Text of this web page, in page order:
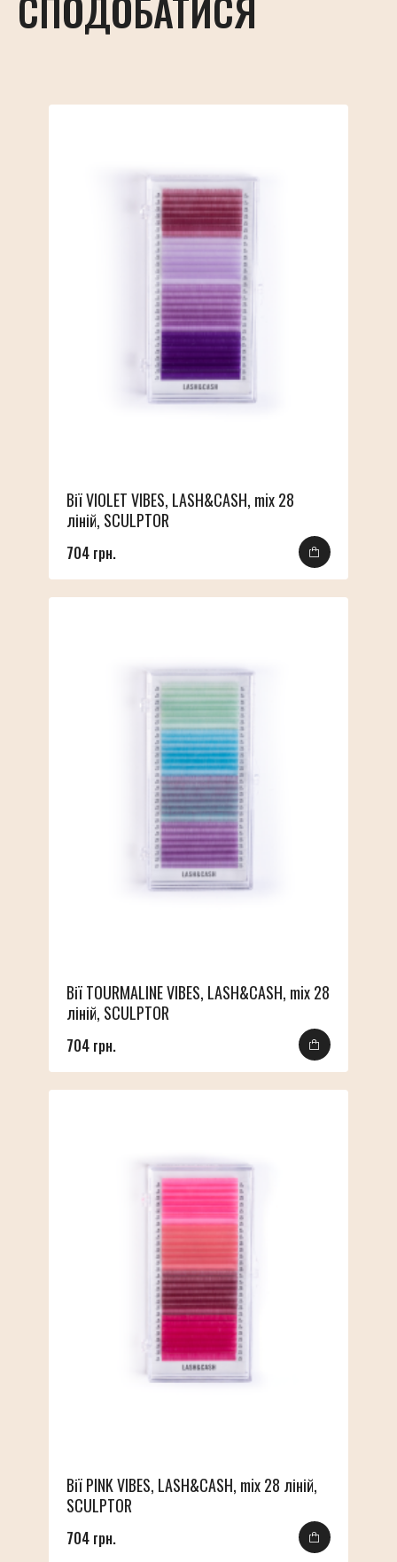
Вії VIOLET VIBES, LASH&CASH, mix 28
ліній, SCULPTOR
704 грн.
Вії TOURMALINE VIBES, LASH&CASH, mix 28
ліній, SCULPTOR
704 грн.
Вії PINK VIBES, LASH&CASH, mix 28 ліній,
SCULPTOR
704 грн.